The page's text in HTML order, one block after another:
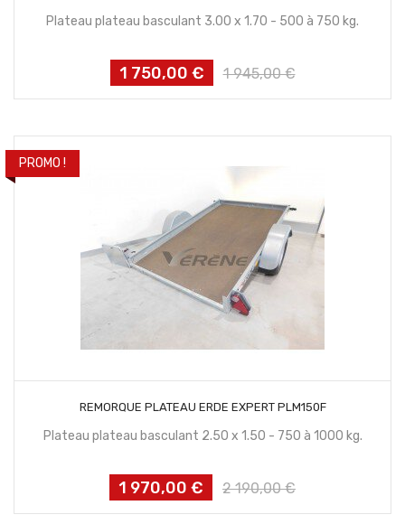
Plateau plateau basculant 3.00 x 1.70 - 500 à 750 kg.
Prix1 750,00 €
Prix
1 945,00 €
PROMO !
REMORQUE PLATEAU ERDE EXPERT PLM150F
Plateau plateau basculant 2.50 x 1.50 - 750 à 1000 kg.
Prix1 970,00 €
Prix
2 190,00 €